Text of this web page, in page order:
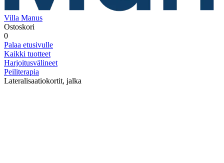
Villa Manus
Ostoskori
0
Palaa etusivulle
Kaikki tuotteet
Harjoitusvälineet
Peiliterapia
Lateralisaatiokortit, jalka